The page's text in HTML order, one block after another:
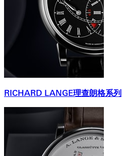
RICHARD LANGE理查朗格系列